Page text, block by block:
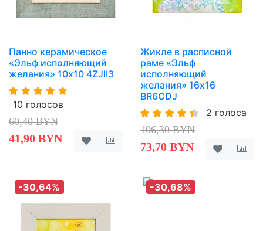
Панно керамическое
«Эльф исполняющий
желания» 10х10 4ZJII3
10 голосов
60,40 BYN
41,90 BYN
Жикле в расписной
раме «Эльф
исполняющий
желания» 16х16
BR6CDJ
2 голоса
106,30 BYN
73,70 BYN
-30,64% -30,68%